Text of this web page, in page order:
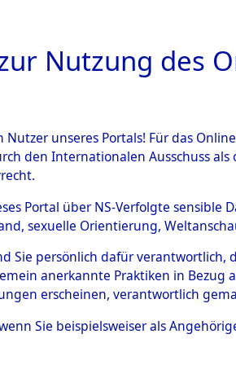
HOME
Ermittlungen
(84599488)→
Nutzung des
Nutzer unseres Portals! Für das
den Internationalen Ausschuss
Portal über NS-Verfolgte
sexuelle Orientierung,
Sie persönlich dafür
anerkannte Praktiken in
erscheinen, verantwortlich
Sie beispielsweiser als